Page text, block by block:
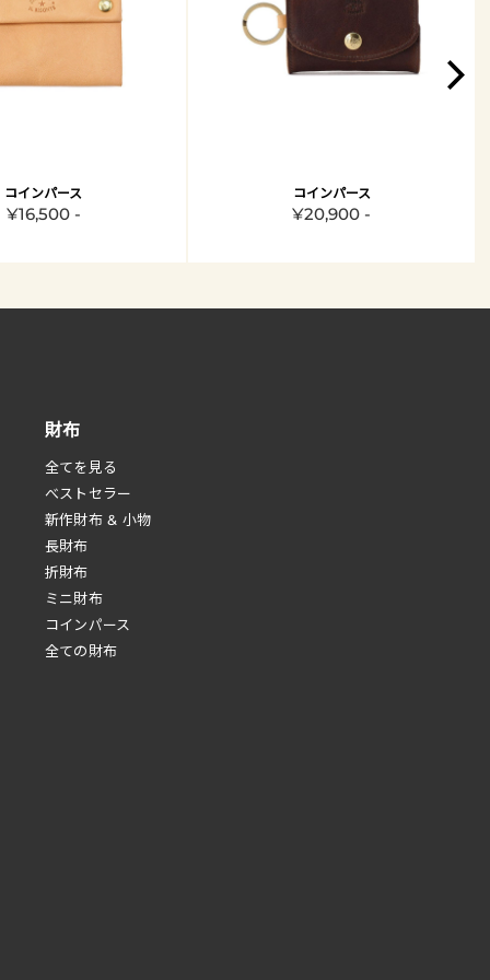
コインパース
¥16,500 -
コインパース
¥20,900 -
財布
全てを見る
べストセラー
新作財布 & 小物
長財布
折財布
ミニ財布
コインパース
全ての財布